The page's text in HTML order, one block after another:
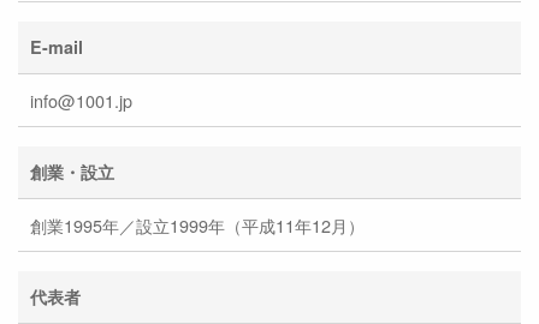
E-mail
info@1001.jp
創業・設立
創業1995年／設立1999年（平成11年12月）
代表者